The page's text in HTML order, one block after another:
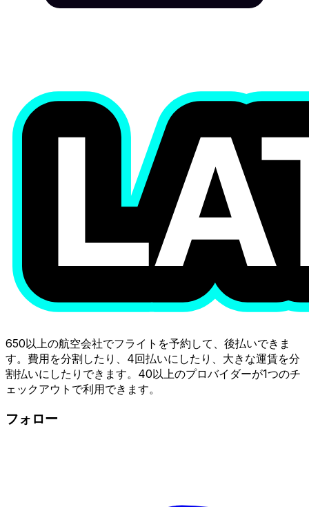
650以上の航空会社でフライトを予約して、後払いできま
す。費用を分割したり、4回払いにしたり、大きな運賃を分
割払いにしたりできます。40以上のプロバイダーが1つのチ
ェックアウトで利用できます。
フォロー